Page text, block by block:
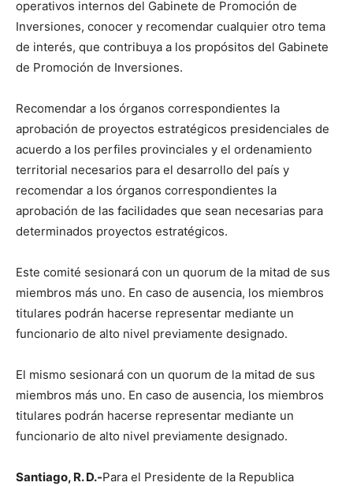
operativos internos del Gabinete de Promoción de
Inversiones, conocer y recomendar cualquier otro tema
de interés, que contribuya a los propósitos del Gabinete
de Promoción de Inversiones.
Recomendar a los órganos correspondientes la
aprobación de proyectos estratégicos presidenciales de
acuerdo a los perfiles provinciales y el ordenamiento
territorial necesarios para el desarrollo del país y
recomendar a los órganos correspondientes la
aprobación de las facilidades que sean necesarias para
determinados proyectos estratégicos.
Este comité sesionará con un quorum de la mitad de sus
miembros más uno. En caso de ausencia, los miembros
titulares podrán hacerse representar mediante un
funcionario de alto nivel previamente designado.
El mismo sesionará con un quorum de la mitad de sus
miembros más uno. En caso de ausencia, los miembros
titulares podrán hacerse representar mediante un
funcionario de alto nivel previamente designado.
Santiago, R. D.-Para el Presidente de la Republica